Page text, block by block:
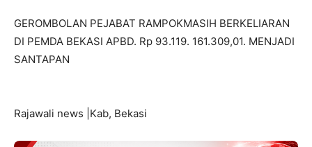
GEROMBOLAN PEJABAT RAMPOKMASIH BERKELIARAN
DI PEMDA BEKASI APBD. Rp 93.119. 161.309,01. MENJADI
SANTAPAN
Rajawali news |Kab, Bekasi